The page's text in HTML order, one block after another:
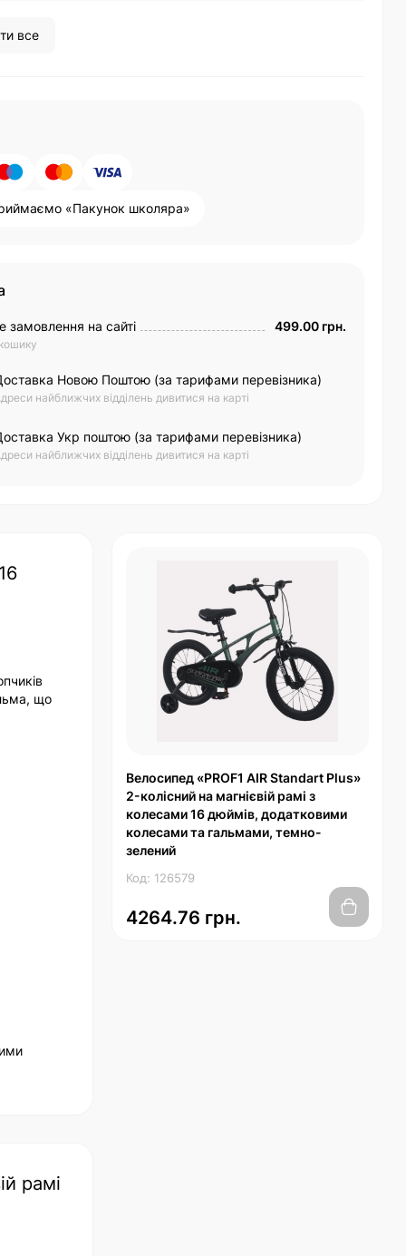
все
«Пакунок школяра»
замовлення на сайті 499.00 грн.
Новою Поштою (за тарифами перевізника)
найближчих відділень дивитися на карті
Укр поштою (за тарифами перевізника)
найближчих відділень дивитися на карті
що
рамі
Велосипед «PROF1 AIR Standart Plus»
2-колісний на магнієвій рамі з
колесами 16 дюймів, додатковими
колесами та гальмами, темно-
зелений
Код: 126579
4264.76 грн.